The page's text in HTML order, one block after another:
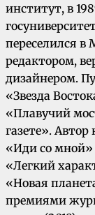
институт, в
переселился в
редактором,
дизайнером.
«Звезда
«Плавучий
газете».
«Иди со мной»
«Легкий
«Новая
премиями